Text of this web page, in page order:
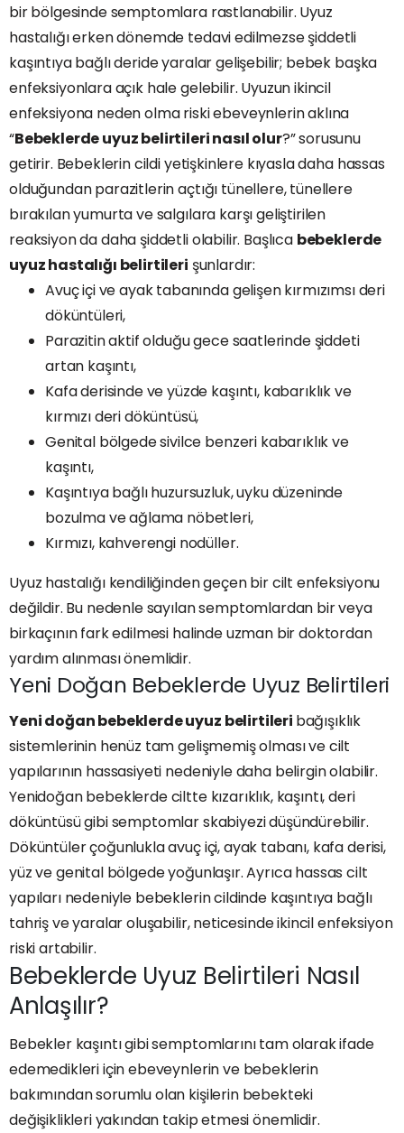
bir bölgesinde semptomlara rastlanabilir. Uyuz
hastalığı erken dönemde tedavi edilmezse şiddetli
kaşıntıya bağlı deride yaralar gelişebilir; bebek başka
enfeksiyonlara açık hale gelebilir. Uyuzun ikincil
enfeksiyona neden olma riski ebeveynlerin aklına
“Bebeklerde uyuz belirtileri nasıl olur?” sorusunu
getirir. Bebeklerin cildi yetişkinlere kıyasla daha hassas
olduğundan parazitlerin açtığı tünellere, tünellere
bırakılan yumurta ve salgılara karşı geliştirilen
reaksiyon da daha şiddetli olabilir. Başlıca bebeklerde
uyuz hastalığı belirtileri şunlardır:
Avuç içi ve ayak tabanında gelişen kırmızımsı deri
döküntüleri,
Parazitin aktif olduğu gece saatlerinde şiddeti
artan kaşıntı,
Kafa derisinde ve yüzde kaşıntı, kabarıklık ve
kırmızı deri döküntüsü,
Genital bölgede sivilce benzeri kabarıklık ve
kaşıntı,
Kaşıntıya bağlı huzursuzluk, uyku düzeninde
bozulma ve ağlama nöbetleri,
Kırmızı, kahverengi nodüller.
Uyuz hastalığı kendiliğinden geçen bir cilt enfeksiyonu
değildir. Bu nedenle sayılan semptomlardan bir veya
birkaçının fark edilmesi halinde uzman bir doktordan
yardım alınması önemlidir.
Yeni Doğan Bebeklerde Uyuz Belirtileri
Yeni doğan bebeklerde uyuz belirtileri bağışıklık
sistemlerinin henüz tam gelişmemiş olması ve cilt
yapılarının hassasiyeti nedeniyle daha belirgin olabilir.
Yenidoğan bebeklerde ciltte kızarıklık, kaşıntı, deri
döküntüsü gibi semptomlar skabiyezi düşündürebilir.
Döküntüler çoğunlukla avuç içi, ayak tabanı, kafa derisi,
yüz ve genital bölgede yoğunlaşır. Ayrıca hassas cilt
yapıları nedeniyle bebeklerin cildinde kaşıntıya bağlı
tahriş ve yaralar oluşabilir, neticesinde ikincil enfeksiyon
riski artabilir.
Bebeklerde Uyuz Belirtileri Nasıl
Anlaşılır?
Bebekler kaşıntı gibi semptomlarını tam olarak ifade
edemedikleri için ebeveynlerin ve bebeklerin
bakımından sorumlu olan kişilerin bebekteki
değişiklikleri yakından takip etmesi önemlidir.